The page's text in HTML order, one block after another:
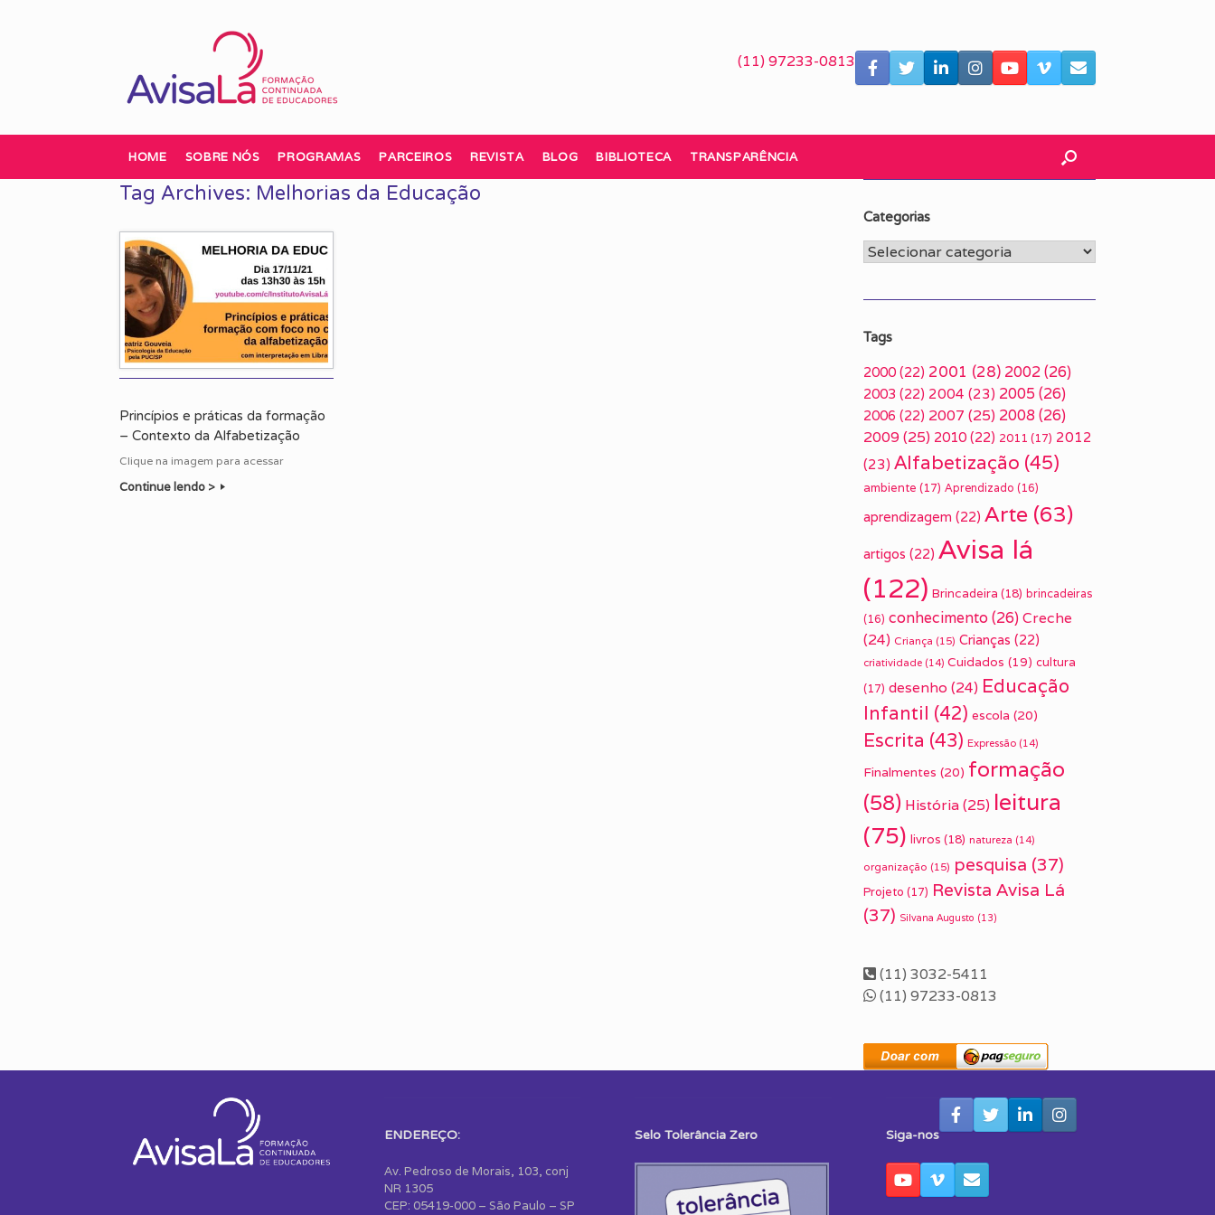
(11) 97233-0813
HOME SOBRE NÓS PROGRAMAS PARCEIROS REVISTA BLOG BIBLIOTECA TRANSPARÊNCIA
Tag Archives: Melhorias da Educação
Princípios e práticas da formação
– Contexto da Alfabetização
Clique na imagem para acessar
Continue lendo >
Categorias
Categorias
Tags
2000 (22) 2001 (28) 2002(26)
2003 (22) 2004 (23) 2005 (26)
2006 (22) 2007 (25) 2008(26)
2009(25) 2010 (22) 2011 (17) 2012
(23) Alfabetização (45)
ambiente (17) Aprendizado (16)
aprendizagem (22) Arte (63)
artigos (22) Avisa lá
(122) Brincadeira (18) brincadeiras
(16) conhecimento(26) Creche
(24) Criança (15) Crianças (22)
criatividade (14) Cuidados (19) cultura
(17) desenho (24) Educação
Infantil (42) escola (20)
Escrita (43) Expressão (14)
Finalmentes (20) formação
(58) História(25) leitura
(75) livros (18) natureza (14)
organização (15) pesquisa (37)
Projeto (17) Revista Avisa Lá
(37) Silvana Augusto (13)
(11) 3032-5411
(11) 97233-0813
ENDEREÇO:
Av. Pedroso de Morais, 103, conj
NR 1305
CEP: 05419-000 – São Paulo – SP
Selo Tolerância Zero Siga-nos